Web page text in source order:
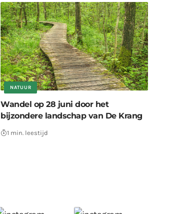
NATUUR
Wandel op 28 juni door het
bijzondere landschap van De Krang
1 min. leestijd